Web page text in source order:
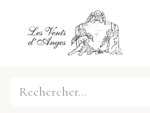
Se rendre au contenu